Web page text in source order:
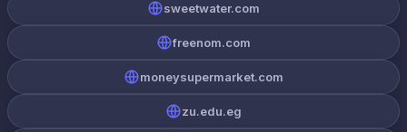
sweetwater.com
freenom.com
moneysupermarket.com
zu.edu.eg